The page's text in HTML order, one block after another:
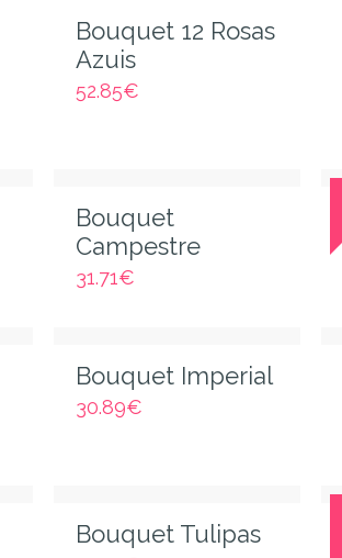
Bouquet 12 Rosas
Azuis
52.85€
Bouquet
Campestre
31.71€
Bouquet Imperial
30.89€
Bouquet Tulipas